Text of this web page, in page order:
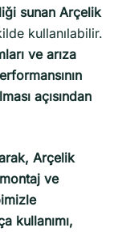
sunan Arçelik
kullanılabilir.
ve arıza
açısından
Arçelik
ve
kullanımı,